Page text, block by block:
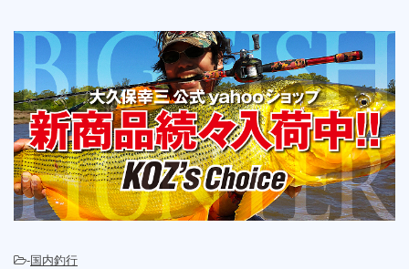
-国内釣行